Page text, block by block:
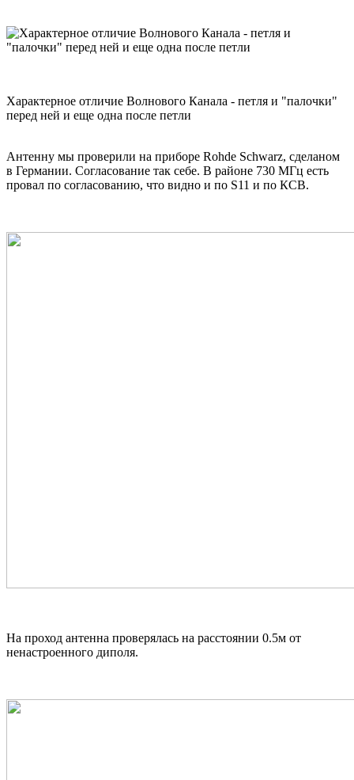
Характерное отличие Волнового Канала - петля и "палочки"
перед ней и еще одна после петли
Антенну мы проверили на приборе Rohde Schwarz, сделаном
в Германии. Согласование так себе. В районе 730 МГц есть
провал по согласованию, что видно и по S11 и по КСВ.
На проход антенна проверялась на расстоянии 0.5м от
ненастроенного диполя.